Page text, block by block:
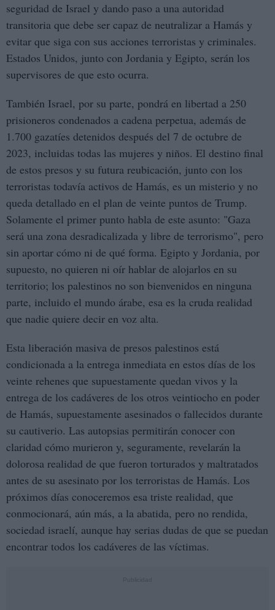
seguridad de Israel y dando paso a una autoridad
transitoria que debe ser capaz de neutralizar a Hamás y
evitar que siga con sus acciones terroristas y criminales.
Estados Unidos, junto con Jordania y Egipto, serán los
supervisores de que esto ocurra.
También Israel, por su parte, pondrá en libertad a 250
prisioneros condenados a cadena perpetua, además de
1.700 gazatíes detenidos después del 7 de octubre de
2023, incluidas todas las mujeres y niños. El destino final
de estos presos y su futura reubicación, junto con los
terroristas todavía activos de Hamás, es un misterio y no
queda detallado en el plan de veinte puntos de Trump.
Solamente el primer punto habla de este asunto: "Gaza
será una zona desradicalizada y libre de terrorismo", pero
sin aportar cómo ni de qué forma. Egipto y Jordania, por
supuesto, no quieren ni oír hablar de alojarlos en su
territorio; los palestinos no son bienvenidos en ninguna
parte, incluido el mundo árabe, esa es la cruda realidad
que nadie quiere decir en voz alta.
Esta liberación masiva de presos palestinos está
condicionada a la entrega inmediata en estos días de los
veinte rehenes que supuestamente quedan vivos y la
entrega de los cadáveres de los otros veintiocho en poder
de Hamás, supuestamente asesinados o fallecidos durante
su cautiverio. Las autopsias permitirán conocer con
claridad cómo murieron y, seguramente, revelarán la
dolorosa realidad de que fueron torturados y maltratados
antes de su asesinato por los terroristas de Hamás. Los
próximos días conoceremos esa triste realidad, que
conmocionará, aún más, a la abatida, pero no rendida,
sociedad israelí, aunque hay serias dudas de que se puedan
encontrar todos los cadáveres de las víctimas.